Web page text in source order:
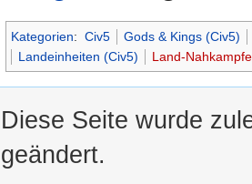
Kategorien: Civ5
Gods & Kings (Civ5)
Landeinheiten (Civ5)
Land-
Diese Seite wurde
geändert.